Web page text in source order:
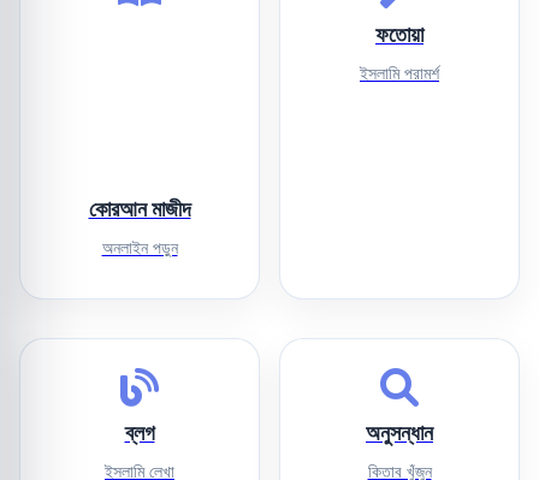
কোরআন মাজীদ
অনলাইন পড়ুন
ফতোয়া
ইসলামি পরামর্শ
ব্লগ
ইসলামি লেখা
অনুসন্ধান
কিতাব খুঁজুন